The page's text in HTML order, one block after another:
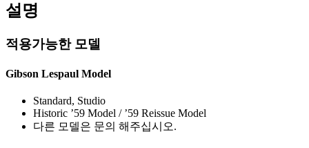
설명
적용가능한 모델
Gibson Lespaul Model
Standard, Studio
Historic ’59 Model / ’59 Reissue Model
다른 모델은 문의 해주십시오.